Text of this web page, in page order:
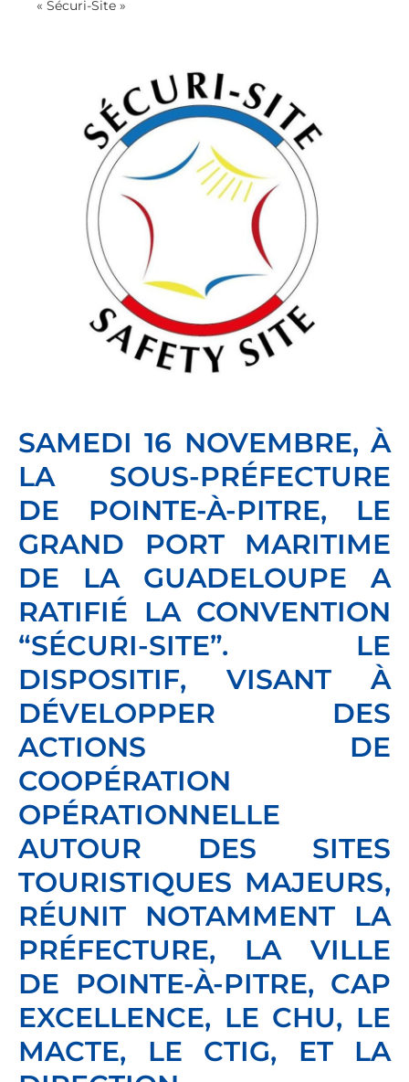
« Sécuri-Site »
SAMEDI 16 NOVEMBRE, À
LA SOUS-PRÉFECTURE
DE POINTE-À-PITRE, LE
GRAND PORT MARITIME
DE LA GUADELOUPE A
RATIFIÉ LA CONVENTION
“SÉCURI-SITE”. LE
DISPOSITIF, VISANT À
DÉVELOPPER DES
ACTIONS DE
COOPÉRATION
OPÉRATIONNELLE
AUTOUR DES SITES
TOURISTIQUES MAJEURS,
RÉUNIT NOTAMMENT LA
PRÉFECTURE, LA VILLE
DE POINTE-À-PITRE, CAP
EXCELLENCE, LE CHU, LE
MACTE, LE CTIG, ET LA